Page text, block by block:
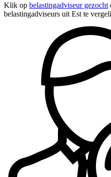
Klik op belastingadviseur gezocht
belastingadviseurs uit Est te